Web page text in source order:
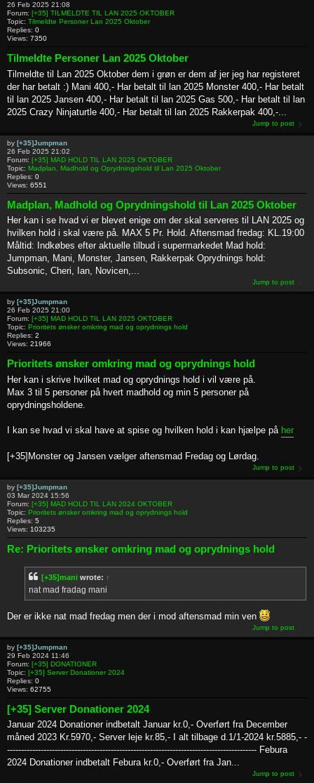
26 Feb 2025 21:08
Forum: [+35] TILMELDTE TIL LAN 2025 OKTOBER
Topic: Tilmeldte Personer Lan 2025 Oktober
Replies: 0
Views: 7350
Tilmeldte Personer Lan 2025 Oktober
Tilmeldte til Lan 2025 Oktober dem i grøn er dem af jer jeg har registeret
der har betalt :) Mani 400,- Har betalt til lan 2025 Monster 400,- Har betalt
til lan 2025 Jansen 400,- Har betalt til lan 2025 Gas 500,- Har betalt til lan
2025 Crazy Ninjaturtle 400,- Har betalt til lan 2025 Rakkerpak 400,-...
Jump to post
by [+35]Jumpman
26 Feb 2025 21:02
Forum: [+35] MAD HOLD TIL LAN 2025 OKTOBER
Topic: Madplan, Madhold og Oprydningshold til Lan 2025 Oktober
Replies: 0
Views: 6551
Madplan, Madhold og Oprydningshold til Lan 2025 Oktober
Her kan i se hvad vi er blevet enige om der skal serveres til LAN 2025 og
hvilken hold i skal være på. MAX 5 Pr. Hold. Aftensmad fredag: KL.19:00
Måltid: Indkøbes efter aktuelle tilbud i supermarkedet Mad hold:
Jumpman, Mani, Monster, Jansen, Rakkerpak Oprydnings hold:
Subsonic, Cheri, Ian, Novicen,...
Jump to post
by [+35]Jumpman
26 Feb 2025 21:00
Forum: [+35] MAD HOLD TIL LAN 2025 OKTOBER
Topic: Prioritets ønsker omkring mad og oprydnings hold
Replies: 2
Views: 21966
Prioritets ønsker omkring mad og oprydnings hold
Her kan i skrive hvilket mad og oprydnings hold i vil være på.
Max 3 til 5 personer på hvert madhold og min 5 personer på
oprydningsholdene.
I kan se hvad vi skal have at spise og hvilken hold i kan hjælpe på her
[+35]Monster og Jansen vælger aftensmad Fredag og Lørdag.
Jump to post
by [+35]Jumpman
03 Mar 2024 15:56
Forum: [+35] MAD HOLD TIL LAN 2024 OKTOBER
Topic: Prioritets ønsker omkring mad og oprydnings hold
Replies: 5
Views: 103235
Re: Prioritets ønsker omkring mad og oprydnings hold
[+35]mani wrote: ↑
nat mad fradag mani
Der er ikke nat mad fredag men der i mod aftensmad min ven
Jump to post
by [+35]Jumpman
29 Feb 2024 11:46
Forum: [+35] DONATIONER
Topic: [+35] Server Donationer 2024
Replies: 0
Views: 62755
[+35] Server Donationer 2024
Januar 2024 Donationer indbetalt Januar kr.0,- Overført fra December
måned 2023 Kr.5970,- Server leje kr.85,- I alt tilbage d.1/1-2024 kr.5885,- -
----------------------------------------------------------------------------------------- Febura
2024 Donationer indbetalt Febura kr.0,- Overført fra Jan...
Jump to post